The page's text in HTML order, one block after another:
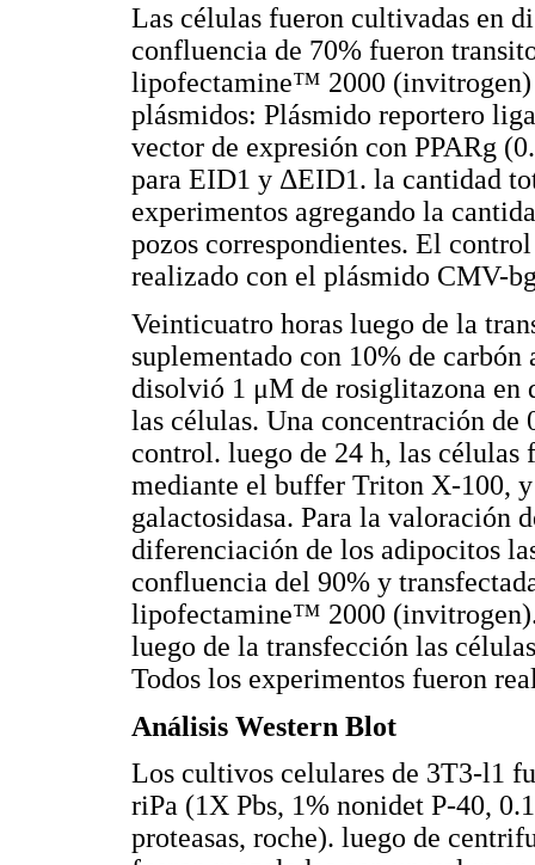
Las células fueron cultivadas en
confluencia de 70% fueron
lipofectamine™ 2000 (invitrogen)
plásmidos: Plásmido reportero
vector de expresión con PPARg
para EID1 y ΔEID1. la cantidad
experimentos agregando la
pozos correspondientes. El
realizado con el plásmido CMV-
Veinticuatro horas luego de la
suplementado con 10% de
disolvió 1 μM de rosiglitazona
las células. Una concentración
control. luego de 24 h, las células
mediante el buffer Triton X-100,
galactosidasa. Para la valoración
diferenciación de los adipocitos
confluencia del 90% y
lipofectamine™ 2000
luego de la transfección las
Todos los experimentos fueron
Análisis Western Blot
Los cultivos celulares de 3T3-l1
riPa (1X Pbs, 1% nonidet P-40,
proteasas, roche). luego de